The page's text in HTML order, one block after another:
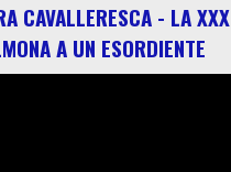
CAVALLERESCA - LA XXX
A UN ESORDIENTE